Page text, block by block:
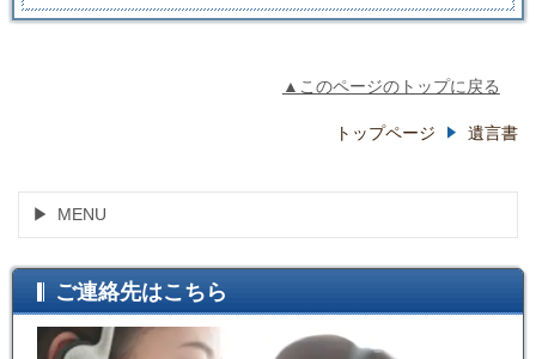
▲このページのトップに戻る
トップページ 遺言書
MENU
ご連絡先はこちら